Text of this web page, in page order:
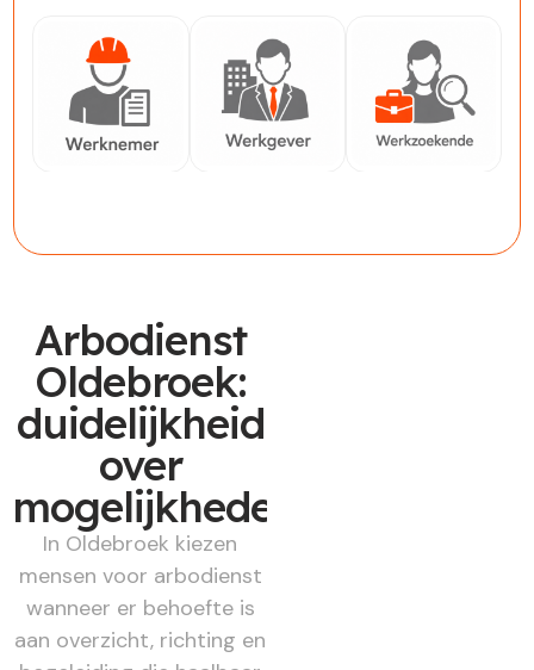
Arbodienst
Oldebroek:
duidelijkheid
over
mogelijkheden
In Oldebroek kiezen
mensen voor arbodienst
wanneer er behoefte is
aan overzicht, richting en